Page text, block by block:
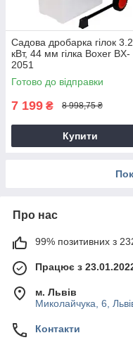
Садова дробарка гілок 3.2
кВт, 44 мм гілка Boxer BX-
2051
Готово до відправки
7 199 ₴ 8 998,75 ₴
Купити
Про нас
99% позитивних з 232
Працює з
м. Львів
Миколайчука, 6,
Контакти